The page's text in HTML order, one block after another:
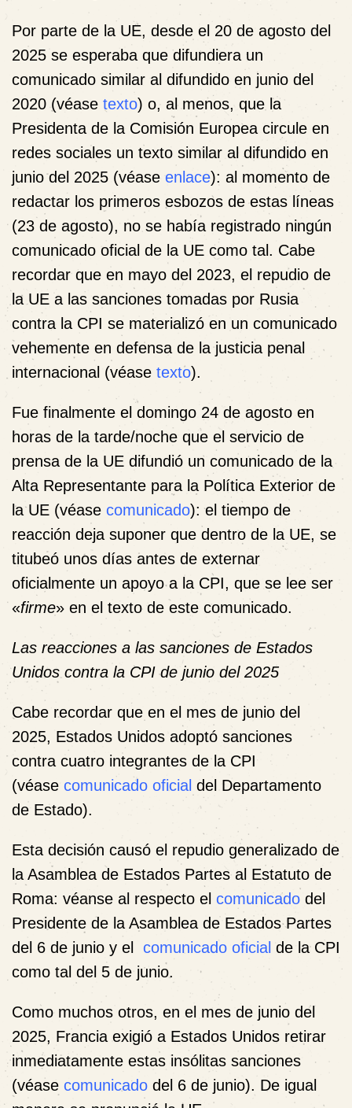
Por parte de la UE, desde el 20 de agosto del
2025 se esperaba que difundiera un
comunicado similar al difundido en junio del
2020 (véase texto) o, al menos, que la
Presidenta de la Comisión Europea circule en
redes sociales un texto similar al difundido en
junio del 2025 (véase enlace): al momento de
redactar los primeros esbozos de estas líneas
(23 de agosto), no se había registrado ningún
comunicado oficial de la UE como tal. Cabe
recordar que en mayo del 2023, el repudio de
la UE a las sanciones tomadas por Rusia
contra la CPI se materializó en un comunicado
vehemente en defensa de la justicia penal
internacional (véase texto).
Fue finalmente el domingo 24 de agosto en
horas de la tarde/noche que el servicio de
prensa de la UE difundió un comunicado de la
Alta Representante para la Política Exterior de
la UE (véase comunicado): el tiempo de
reacción deja suponer que dentro de la UE, se
titubeó unos días antes de externar
oficialmente un apoyo a la CPI, que se lee ser
«firme» en el texto de este comunicado.
Las reacciones a las sanciones de Estados
Unidos contra la CPI de junio del 2025
Cabe recordar que en el mes de junio del
2025, Estados Unidos adoptó sanciones
contra cuatro integrantes de la CPI
(véase comunicado oficial del Departamento
de Estado).
Esta decisión causó el repudio generalizado de
la Asamblea de Estados Partes al Estatuto de
Roma: véanse al respecto el comunicado del
Presidente de la Asamblea de Estados Partes
del 6 de junio y el comunicado oficial de la CPI
como tal del 5 de junio.
Como muchos otros, en el mes de junio del
2025, Francia exigió a Estados Unidos retirar
inmediatamente estas insólitas sanciones
(véase comunicado del 6 de junio). De igual